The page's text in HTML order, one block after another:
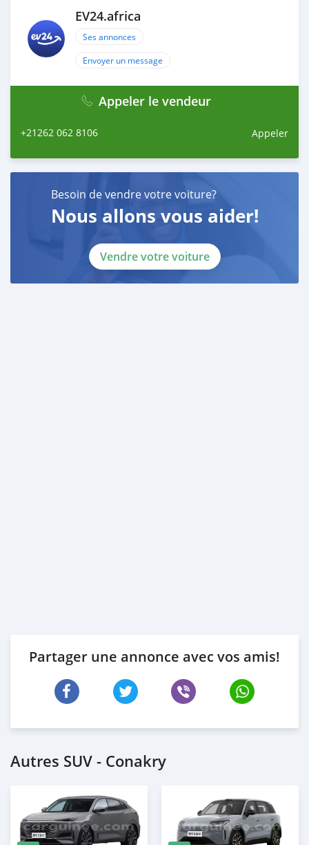
EV24.africa
Ses annonces
Envoyer un message
Appeler le vendeur
+21262 062 8106 Appeler
Besoin de vendre votre voiture?
Nous allons vous aider!
Vendre votre voiture
Partager une annonce avec vos amis!
Autres SUV - Conakry